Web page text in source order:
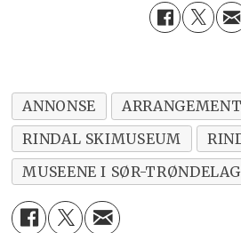
ANNONSE
ARRANGEMENT
RINDAL SKIMUSEUM
MUSEENE I SØR-TRØNDELAG